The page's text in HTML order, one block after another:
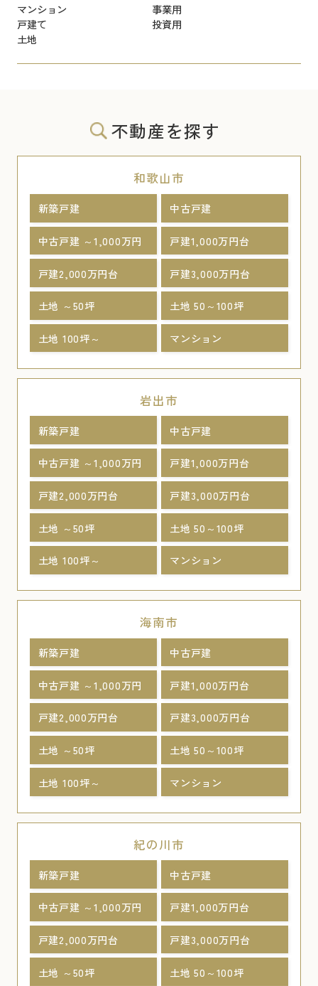
マンション
事業用
戸建て
投資用
土地
不動産を探す
和歌山市
新築戸建 中古戸建
中古戸建 ～1,000万円 戸建1,000万円台
戸建2,000万円台 戸建3,000万円台
土地 ～50坪 土地 50～100坪
土地 100坪～ マンション
岩出市
新築戸建 中古戸建
中古戸建 ～1,000万円 戸建1,000万円台
戸建2,000万円台 戸建3,000万円台
土地 ～50坪 土地 50～100坪
土地 100坪～ マンション
海南市
新築戸建 中古戸建
中古戸建 ～1,000万円 戸建1,000万円台
戸建2,000万円台 戸建3,000万円台
土地 ～50坪 土地 50～100坪
土地 100坪～ マンション
紀の川市
新築戸建 中古戸建
中古戸建 ～1,000万円 戸建1,000万円台
戸建2,000万円台 戸建3,000万円台
土地 ～50坪 土地 50～100坪